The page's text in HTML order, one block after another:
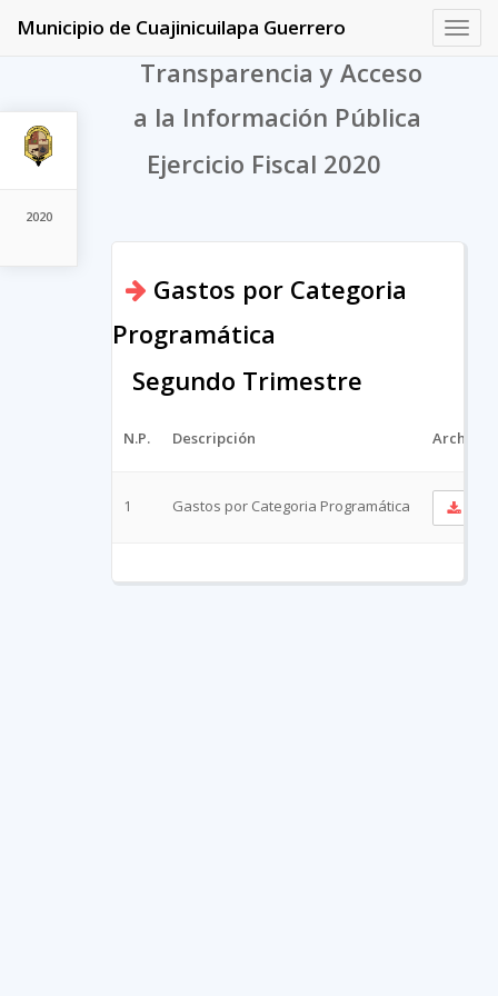
2020
Municipio de Cuajinicuilapa Guerrero
Transparencia y Acceso
a la Información Pública
Ejercicio Fiscal 2020
Gastos por Categoria
Programática
Segundo Trimestre
N.P. Descripción Archivo
1 Gastos por Categoria Programática